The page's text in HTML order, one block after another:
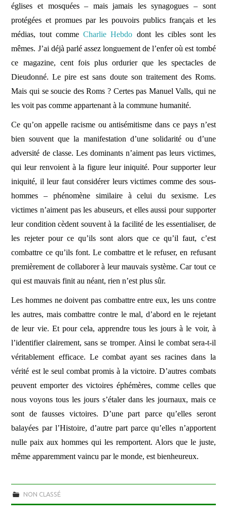
églises et mosquées – mais jamais les synagogues – sont
protégées et promues par les pouvoirs publics français et les
médias, tout commeCharlie Hebdo dont les cibles sont les
mêmes. J’ai déjà parlé assez longuement de l’enfer où est tombé
ce magazine, cent fois plus ordurier que les spectacles de
Dieudonné. Le pire est sans doute son traitement des Roms.
Mais qui se soucie des Roms ? Certes pas Manuel Valls, qui ne
les voit pas comme appartenant à la commune humanité.
Ce qu’on appelle racisme ou antisémitisme dans ce pays n’est
bien souvent que la manifestation d’une solidarité ou d’une
adversité de classe. Les dominants n’aiment pas leurs victimes,
qui leur renvoient à la figure leur iniquité. Pour supporter leur
iniquité, il leur faut considérer leurs victimes comme des sous-
hommes – phénomène similaire à celui du sexisme. Les
victimes n’aiment pas les abuseurs, et elles aussi pour supporter
leur condition cèdent souvent à la facilité de les essentialiser, de
les rejeter pour ce qu’ils sont alors que ce qu’il faut, c’est
combattre ce qu’ils font. Le combattre et le refuser, en refusant
premièrement de collaborer à leur mauvais système. Car tout ce
qui est mauvais finit au néant, rien n’est plus sûr.
Les hommes ne doivent pas combattre entre eux, les uns contre
les autres, mais combattre contre le mal, d’abord en le rejetant
de leur vie. Et pour cela, apprendre tous les jours à le voir, à
l’identifier clairement, sans se tromper. Ainsi le combat sera-t-il
véritablement efficace. Le combat ayant ses racines dans la
vérité est le seul combat promis à la victoire. D’autres combats
peuvent emporter des victoires éphémères, comme celles que
nous voyons tous les jours s’étaler dans les journaux, mais ce
sont de fausses victoires. D’une part parce qu’elles seront
balayées par l’Histoire, d’autre part parce qu’elles n’apportent
nulle paix aux hommes qui les remportent. Alors que le juste,
même apparemment vaincu par le monde, est bienheureux.
NON CLASSÉ